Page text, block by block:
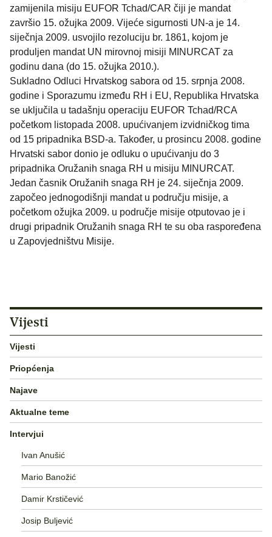
zamijenila misiju EUFOR Tchad/CAR čiji je mandat
završio 15. ožujka 2009. Vijeće sigurnosti UN-a je 14.
siječnja 2009. usvojilo rezoluciju br. 1861, kojom je
produljen mandat UN mirovnoj misiji MINURCAT za
godinu dana (do 15. ožujka 2010.).
Sukladno Odluci Hrvatskog sabora od 15. srpnja 2008.
godine i Sporazumu između RH i EU, Republika Hrvatska
se uključila u tadašnju operaciju EUFOR Tchad/RCA
početkom listopada 2008. upućivanjem izvidničkog tima
od 15 pripadnika BSD-a. Također, u prosincu 2008. godine
Hrvatski sabor donio je odluku o upućivanju do 3
pripadnika Oružanih snaga RH u misiju MINURCAT.
Jedan časnik Oružanih snaga RH je 24. siječnja 2009.
započeo jednogodišnji mandat u području misije, a
početkom ožujka 2009. u područje misije otputovao je i
drugi pripadnik Oružanih snaga RH te su oba raspoređena
u Zapovjedništvu Misije.
Vijesti
Vijesti
Priopćenja
Najave
Aktualne teme
Intervjui
Ivan Anušić
Mario Banožić
Damir Krstičević
Josip Buljević